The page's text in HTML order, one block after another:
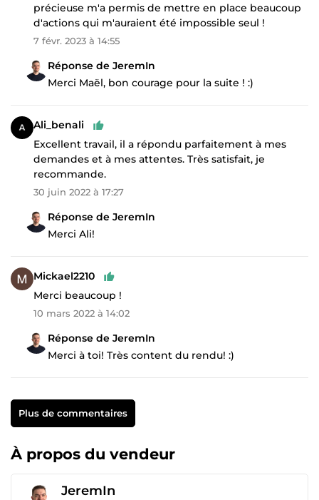
précieuse m'a permis de mettre en place beaucoup
d'actions qui m'auraient été impossible seul !
7 févr. 2023 à 14:55
Réponse de JeremIn
Merci Maël, bon courage pour la suite ! :)
Ali_benali
Excellent travail, il a répondu parfaitement à mes
demandes et à mes attentes. Très satisfait, je
recommande.
30 juin 2022 à 17:27
Réponse de JeremIn
Merci Ali!
Mickael2210
Merci beaucoup !
10 mars 2022 à 14:02
Réponse de JeremIn
Merci à toi! Très content du rendu! :)
Plus de commentaires
À propos du vendeur
JeremIn